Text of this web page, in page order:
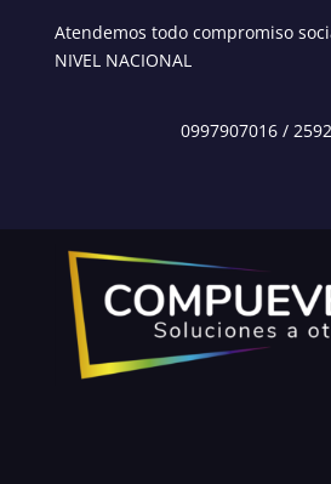
Atendemos todo compromiso
NIVEL NACIONAL
0997907016 /